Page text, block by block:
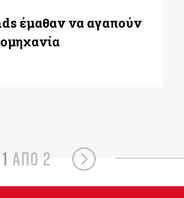
έμαθαν να αγαπούν
1 ΑΠΟ 2